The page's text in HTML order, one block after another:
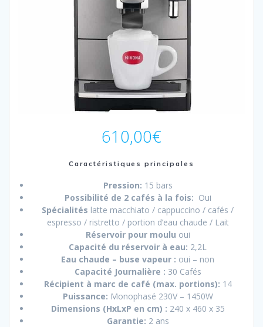
610,00€
Caractéristiques principales
Pression: 15 bars
Possibilité de 2 cafés à la fois: Oui
Spécialités latte macchiato / cappuccino / cafés /
espresso / ristretto / portion d’eau chaude / Lait
Réservoir pour moulu oui
Capacité du réservoir à eau: 2,2L
Eau chaude – buse vapeur : oui – non
Capacité Journalière : 30 Cafés
Récipient à marc de café (max. portions): 14
Puissance: Monophasé 230V – 1450W
Dimensions (HxLxP en cm) : 240 x 460 x 35
Garantie: 2 ans